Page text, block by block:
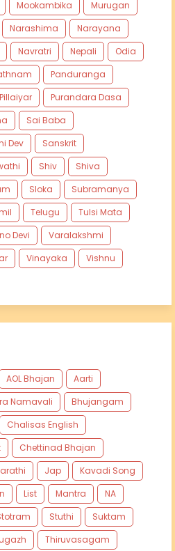
Mookambika
Murugan
Narashima
Narayana
Navratri Nepali
Odia
Panduranga
Pillaiyar
Purandara Dasa
Sai Baba
Dev
Sanskrit
Shiv
Shiva
Sloka
Subramanya
Telugu
Tulsi Mata
Devi
Varalakshmi
Vinayaka
Vishnu
AOL Bhajan
Aarti
Namavali
Bhujangam
Chalisas English
Chettinad Bhajan
Jap
Kavadi Song
List Mantra
NA
Stuthi
Suktam
Thiruvasagam